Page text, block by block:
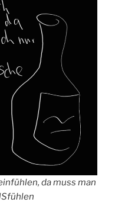
da muss man